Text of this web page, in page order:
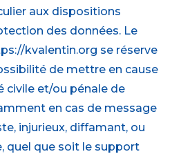
aux dispositions
des données. Le
kvalentin.org se réserve
de mettre en cause
civile et/ou pénale de
en cas de message
injurieux, diffamant, ou
quel que soit le support